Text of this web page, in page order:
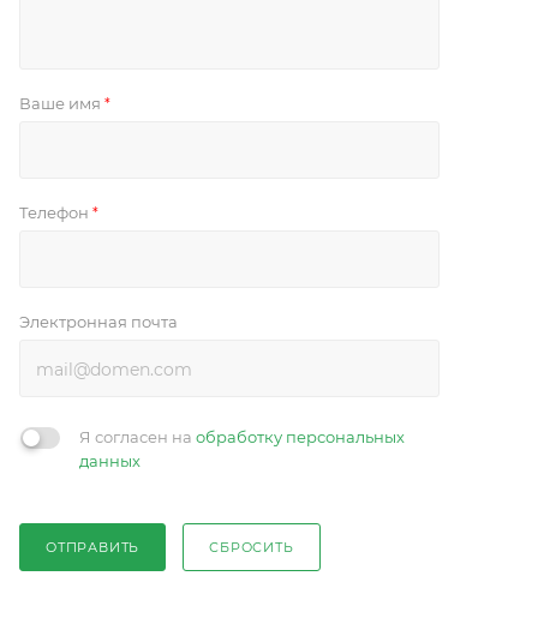
Ваше имя *
Телефон *
Электронная почта
Я согласен на обработку персональных
данных
ОТПРАВИТЬ СБРОСИТЬ